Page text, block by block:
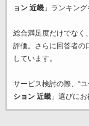
ョン 近畿」ランキング
総合満足度だけでなく
評価。さらに回答者の
しています。
サービス検討の際、“
ション 近畿」選びにお